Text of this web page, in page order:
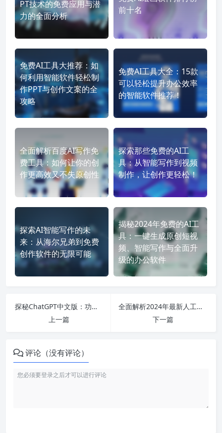
PT技术的免费应用与潜
力的全面分析
前十名
免费AI工具大推荐：如
何利用智能软件轻松制
作PPT与创作文案的全
攻略
免费AI工具大全：15款
可以轻松提升办公效率
的智能软件推荐！
全面解析百度AI写作免
费工具：如何让你的创
作更高效又不失原创性
探索那些免费的AI工
具：从智能写作到视频
制作，让创作更轻松！
探索AI智能写作的未
来：从海尔兄弟到免费
创作软件的无限可能
揭秘2024年免费的AI工
具：一键生成原创短视
频、智能写作与全面升
级的办公软件
探秘ChatGPT中文版：功能、设置与使用指南，让你轻松掌握AI对话技巧！
上一篇
全面解析2024年最新人工智能写作软件及其免费使用方法，教你轻松写作无压力！
下一篇
评论（没有评论）